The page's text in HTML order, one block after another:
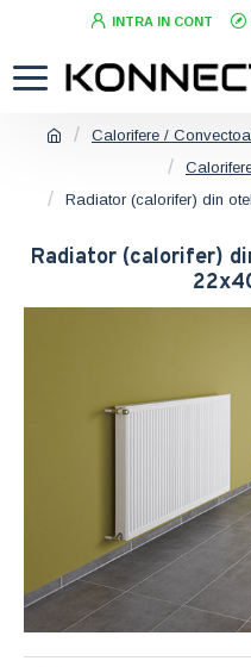
INTRA IN CONT
Calorifere /
Radiator (calorifer) din
Radiator (calorifer)